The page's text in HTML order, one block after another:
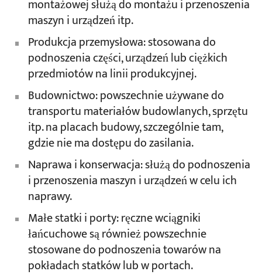
montażowej służą do montażu i przenoszenia
maszyn i urządzeń itp.
Produkcja przemysłowa: stosowana do
podnoszenia części, urządzeń lub ciężkich
przedmiotów na linii produkcyjnej.
Budownictwo: powszechnie używane do
transportu materiałów budowlanych, sprzętu
itp. na placach budowy, szczególnie tam,
gdzie nie ma dostępu do zasilania.
Naprawa i konserwacja: służą do podnoszenia
i przenoszenia maszyn i urządzeń w celu ich
naprawy.
Małe statki i porty: ręczne wciągniki
łańcuchowe są również powszechnie
stosowane do podnoszenia towarów na
pokładach statków lub w portach.